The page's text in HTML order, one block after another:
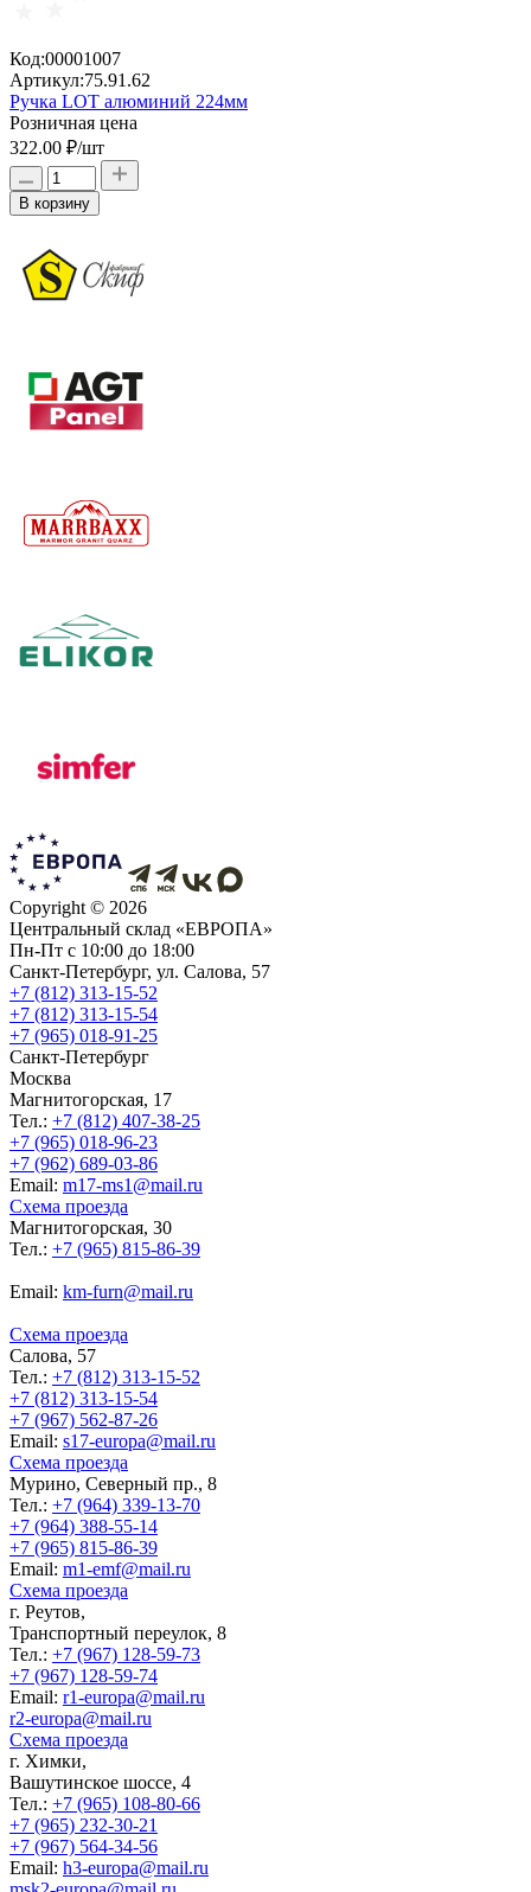
Код:00001007
Артикул:75.91.62
Ручка LOT алюминий 224мм
Розничная цена
322.00 ₽/шт
В корзину
Copyright © 2026
Центральный склад «ЕВРОПА»
Пн-Пт с 10:00 до 18:00
Санкт-Петербург, ул. Салова, 57
+7 (812) 313-15-52
+7 (812) 313-15-54
+7 (965) 018-91-25
Санкт-Петербург
Москва
Магнитогорская, 17
Тел.: +7 (812) 407-38-25
+7 (965) 018-96-23
+7 (962) 689-03-86
Еmail: m17-ms1@mail.ru
Схема проезда
Магнитогорская, 30
Тел.: +7 (965) 815-86-39
Еmail: km-furn@mail.ru
Схема проезда
Салова, 57
Тел.: +7 (812) 313-15-52
+7 (812) 313-15-54
+7 (967) 562-87-26
Еmail: s17-europa@mail.ru
Схема проезда
Мурино, Северный пр., 8
Тел.: +7 (964) 339-13-70
+7 (964) 388-55-14
+7 (965) 815-86-39
Еmail: m1-emf@mail.ru
Схема проезда
г. Реутов,
Транспортный переулок, 8
Тел.: +7 (967) 128-59-73
+7 (967) 128-59-74
Еmail: r1-europa@mail.ru
r2-europa@mail.ru
Схема проезда
г. Химки,
Вашутинское шоссе, 4
Тел.: +7 (965) 108-80-66
+7 (965) 232-30-21
+7 (967) 564-34-56
Еmail: h3-europa@mail.ru